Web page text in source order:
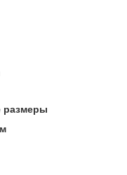
размеры